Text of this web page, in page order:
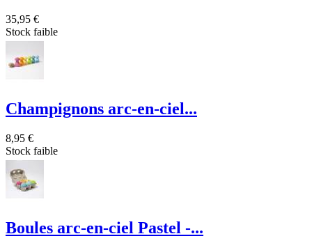
35,95 €
Stock faible
Champignons arc-en-ciel...
8,95 €
Stock faible
Boules arc-en-ciel Pastel -...